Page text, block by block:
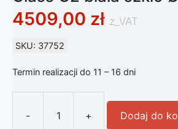
4509,00 zł z_VAT
SKU: 37752
Termin realizacji do 11 – 16 dni
-
ilość Lampa
+ Dodaj do